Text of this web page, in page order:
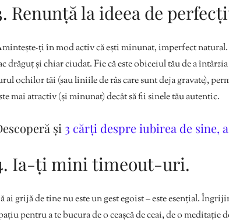
Renunță la ideea de
ți în mod activ că ești minunat, imperfect
drăguț și chiar ciudat. Fie că este obiceiul tău de a
ochilor tăi (sau liniile de râs care sunt deja gravate),
mai atractiv (și minunat) decât să fii sinele tău autentic.
și 3 cărți despre iubirea de sine,
Ia-ți mini timeout-uri.
ai grijă de tine nu este un gest egoist – este esențial.
pentru a te bucura de o ceașcă de ceai, de o meditație